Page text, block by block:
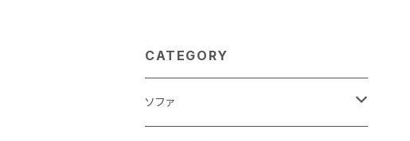
CATEGORY
ソファ